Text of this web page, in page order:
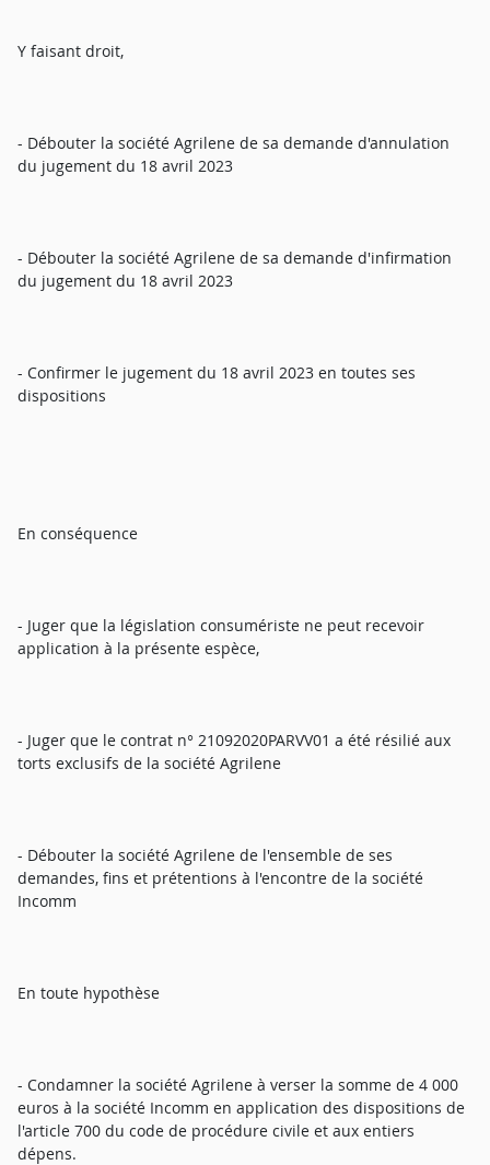
Y faisant droit,
- Débouter la société Agrilene de sa demande d'annulation
du jugement du 18 avril 2023
- Débouter la société Agrilene de sa demande d'infirmation
du jugement du 18 avril 2023
- Confirmer le jugement du 18 avril 2023 en toutes ses
dispositions
En conséquence
- Juger que la législation consumériste ne peut recevoir
application à la présente espèce,
- Juger que le contrat n° 21092020PARVV01 a été résilié aux
torts exclusifs de la société Agrilene
- Débouter la société Agrilene de l'ensemble de ses
demandes, fins et prétentions à l'encontre de la société
Incomm
En toute hypothèse
- Condamner la société Agrilene à verser la somme de 4 000
euros à la société Incomm en application des dispositions de
l'article 700 du code de procédure civile et aux entiers
dépens.